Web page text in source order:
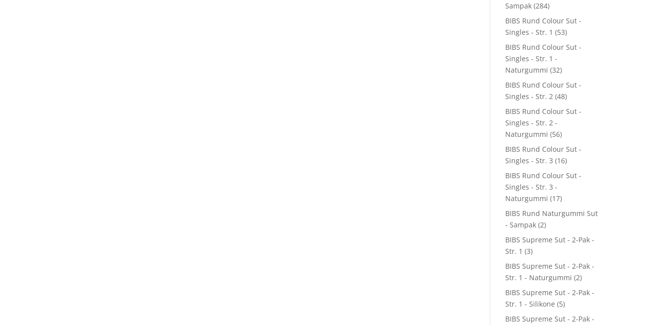
Sampak (284)
BIBS Rund Colour Sut -
Singles - Str. 1 (53)
BIBS Rund Colour Sut -
Singles - Str. 1 -
Naturgummi (32)
BIBS Rund Colour Sut -
Singles - Str. 2 (48)
BIBS Rund Colour Sut -
Singles - Str. 2 -
Naturgummi (56)
BIBS Rund Colour Sut -
Singles - Str. 3 (16)
BIBS Rund Colour Sut -
Singles - Str. 3 -
Naturgummi (17)
BIBS Rund Naturgummi Sut
- Sampak (2)
BIBS Supreme Sut - 2-Pak -
Str. 1 (3)
BIBS Supreme Sut - 2-Pak -
Str. 1 - Naturgummi (2)
BIBS Supreme Sut - 2-Pak -
Str. 1 - Silikone (5)
BIBS Supreme Sut - 2-Pak -